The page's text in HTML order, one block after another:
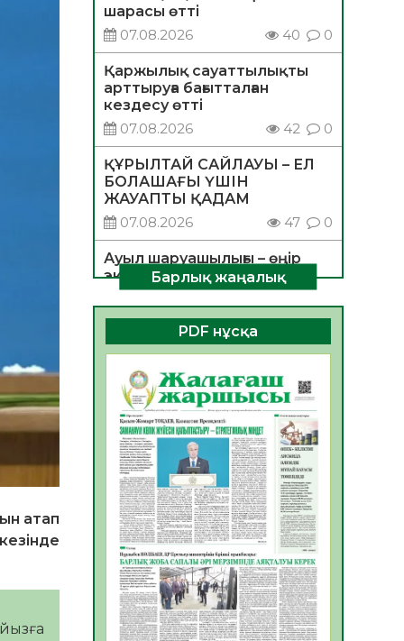
атап
шарасы өтті
07.08.2026
40 0
Қаржылық сауаттылықты
арттыруға бағытталған
кездесу өтті
07.08.2026
42 0
ҚҰРЫЛТАЙ САЙЛАУЫ – ЕЛ
БОЛАШАҒЫ ҮШІН
ЖАУАПТЫ ҚАДАМ
07.08.2026
47 0
Ауыл шаруашылығы – өңір
экономикасының негізгі
тірегі
06.08.2026
54 0
ҚОҒАМДЫҚ БЕЛСЕНДІЛІК –
ЕЛ ДАМУЫНЫҢ НЕГІЗІ
06.08.2026
52
ҚҰРЫЛТАЙ САЙЛАУЫ –
БОЛАШАҚҚА БАСТАР
ЖАУАПТЫ ТАҢДАУ
06.08.2026
54
Инфекциялық ауруларға
қарсы иммундау
жұмыстарының тиімділігі
06.08.2026
56
Көкжөтел ауруы туралы
Барлық жаңалық
PDF нұсқа